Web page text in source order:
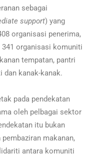
sebagai
support) yang
organisasi penerima,
organisasi komuniti
tempatan, pantri
dan kanak-kanak.
pada pendekatan
oleh pelbagai sektor
itu bukan
makanan,
antara komuniti